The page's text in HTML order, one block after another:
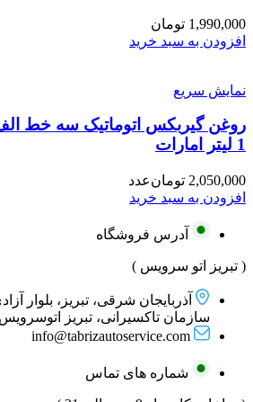
1,990,000 تومان
افزودن به سبد خرید
نمایش سریع
1 لیتر امارات
2,050,000 تومانعدد
افزودن به سبد خرید
آدرس فروشگاه
( تبریز اتو سرویس )
آذربایجان شرقی، تبریز، بلوار
سازمان تاکسیرانی، تبریز اتوسرویس
info@tabrizautoservice.com
شماره های تماس